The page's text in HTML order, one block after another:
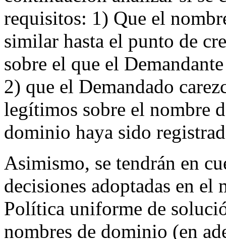
requisitos: 1) Que el
similar hasta el punto de
sobre el que el
2) que el Demandado
legítimos sobre el nombre
dominio haya sido
Asimismo, se tendrán en
decisiones adoptadas en
Política uniforme de
nombres de dominio (en